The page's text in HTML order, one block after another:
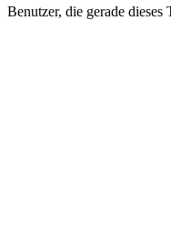
Benutzer, die gerade dieses